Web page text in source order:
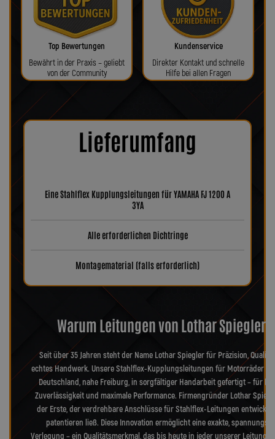
Top Bewertungen
Bewährt in der Praxis – geliebt
von der Community
Kundenservice
Direkter Kontakt und schnelle
Hilfe bei allen Fragen
Lieferumfang
Eine Stahlflex Kupplungsleitungen für YAMAHA FJ 1200 A
3YA
Alle erforderlichen Dichtringe
Montagematerial (falls erforderlich)
Warum Leitungen von Lothar Spiegler?
Seit über 35 Jahren steht der Name Lothar Spiegler für Präzision,
echtes Handwerk. Unsere Stahlflex-Kupplungsleitungen für Motorräder
Deutschland, nahe Freiburg, in sorgfältiger Handarbeit gefertigt – für
Zuverlässigkeit und maximale Performance. Firmengründer Lothar
der Erste, der verdrehbare Anschlüsse für Stahlflex-Leitungen
patentieren ließ. Diese Innovation ermöglicht eine exakte,
Verlegung – ein Qualitätsmerkmal, das bis heute in jeder unserer